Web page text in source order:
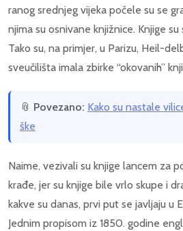
ranog srednjeg vijeka počele su se
njima su osnivane knjižnice. Knjige su
Tako su, na primjer, u Parizu, Heil-
sveučilišta imala zbirke “okovanih”
📎 Povezano: Kako su nastale
ške
Naime, vezivali su knjige lancem za
krađe, jer su knjige bile vrlo skupe i
kakve su danas, prvi put se javljaju u
Jednim propisom iz 1850. godine